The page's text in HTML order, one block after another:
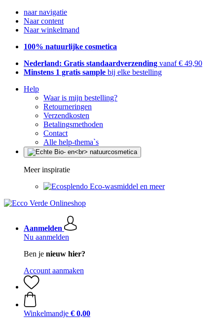
naar navigatie
Naar content
Naar winkelmand
100% natuurlijke cosmetica
Nederland: Gratis standaardverzending vanaf € 49,90
Minstens 1 gratis sample bij elke bestelling
Help
Waar is mijn bestelling?
Retourneringen
Verzendkosten
Betalingsmethoden
Contact
Alle help-thema`s
Meer inspiratie
Eco-wasmiddel en meer
Aanmelden
Nu aanmelden
Ben je nieuw hier?
Account aanmaken
Winkelmandje € 0,00